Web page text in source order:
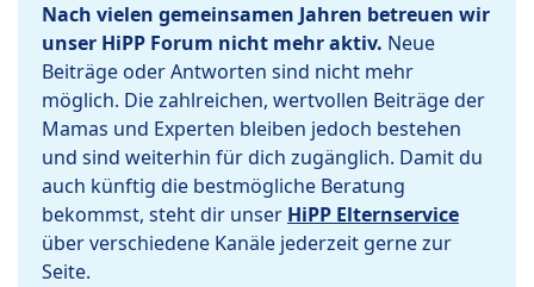
Nach vielen gemeinsamen Jahren betreuen wir
unser HiPP Forum nicht mehr aktiv. Neue
Beiträge oder Antworten sind nicht mehr
möglich. Die zahlreichen, wertvollen Beiträge der
Mamas und Experten bleiben jedoch bestehen
und sind weiterhin für dich zugänglich. Damit du
auch künftig die bestmögliche Beratung
bekommst, steht dir unser HiPP Elternservice
über verschiedene Kanäle jederzeit gerne zur
Seite.